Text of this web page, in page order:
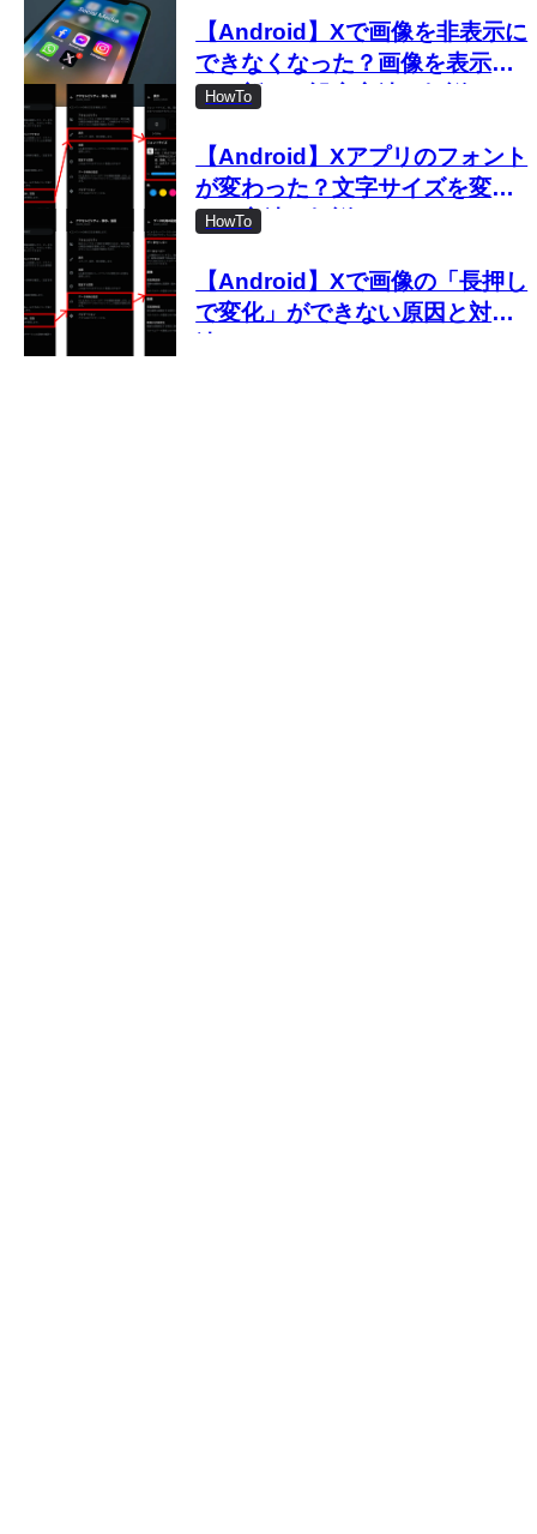
【Android】Xで画像を非表示に
できなくなった？画像を表示し
ない新しい設定方法を解説
HowTo
【Android】Xアプリのフォント
が変わった？文字サイズを変更
する方法を解説
HowTo
【Android】Xで画像の「長押し
で変化」ができない原因と対処